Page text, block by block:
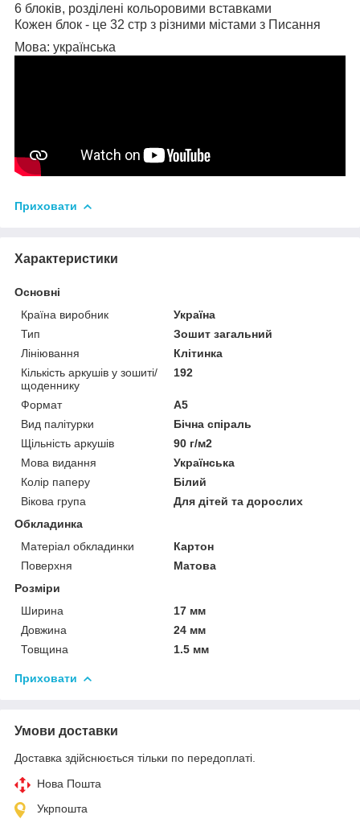
6 блоків, розділені кольоровими вставками
Кожен блок - це 32 стр з різними містами з Писання
Мова: українська
Приховати
Характеристики
Основні
Країна виробник
Україна
Тип
Зошит загальний
Лініювання
Клітинка
Кількість аркушів у зошиті/
щоденнику
192
Формат
A5
Вид палітурки
Бічна спіраль
Щільність аркушів
90 г/м2
Мова видання
Українська
Колір паперу
Білий
Вікова група
Для дітей та дорослих
Обкладинка
Матеріал обкладинки
Картон
Поверхня
Матова
Розміри
Ширина
17 мм
Довжина
24 мм
Товщина
1.5 мм
Приховати
Умови доставки
Доставка здійснюється тільки по передоплаті.
Нова Пошта
Укрпошта